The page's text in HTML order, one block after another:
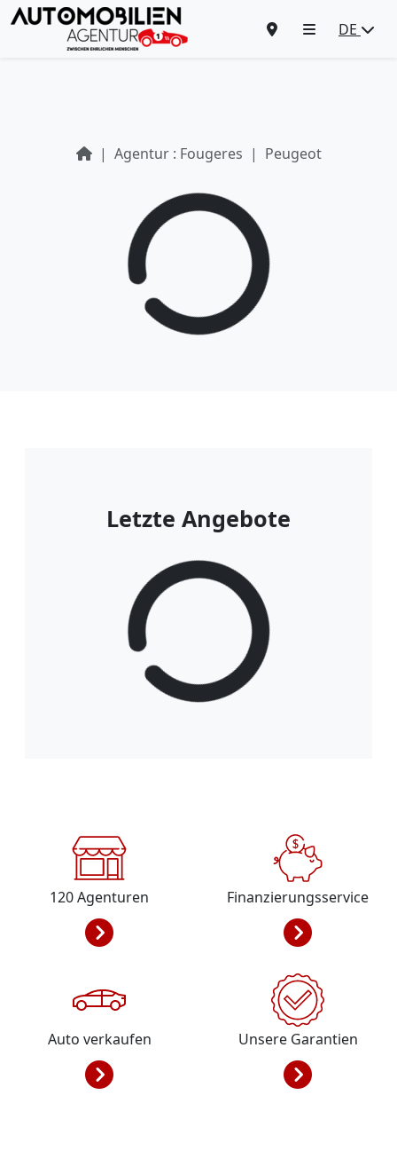
DE
Agentur : Fougeres Peugeot
Letzte Angebote
120Agenturen Finanzierungsservice
Auto verkaufen Unsere Garantien